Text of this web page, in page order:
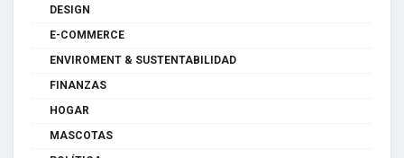
DESIGN
E-COMMERCE
ENVIROMENT & SUSTENTABILIDAD
FINANZAS
HOGAR
MASCOTAS